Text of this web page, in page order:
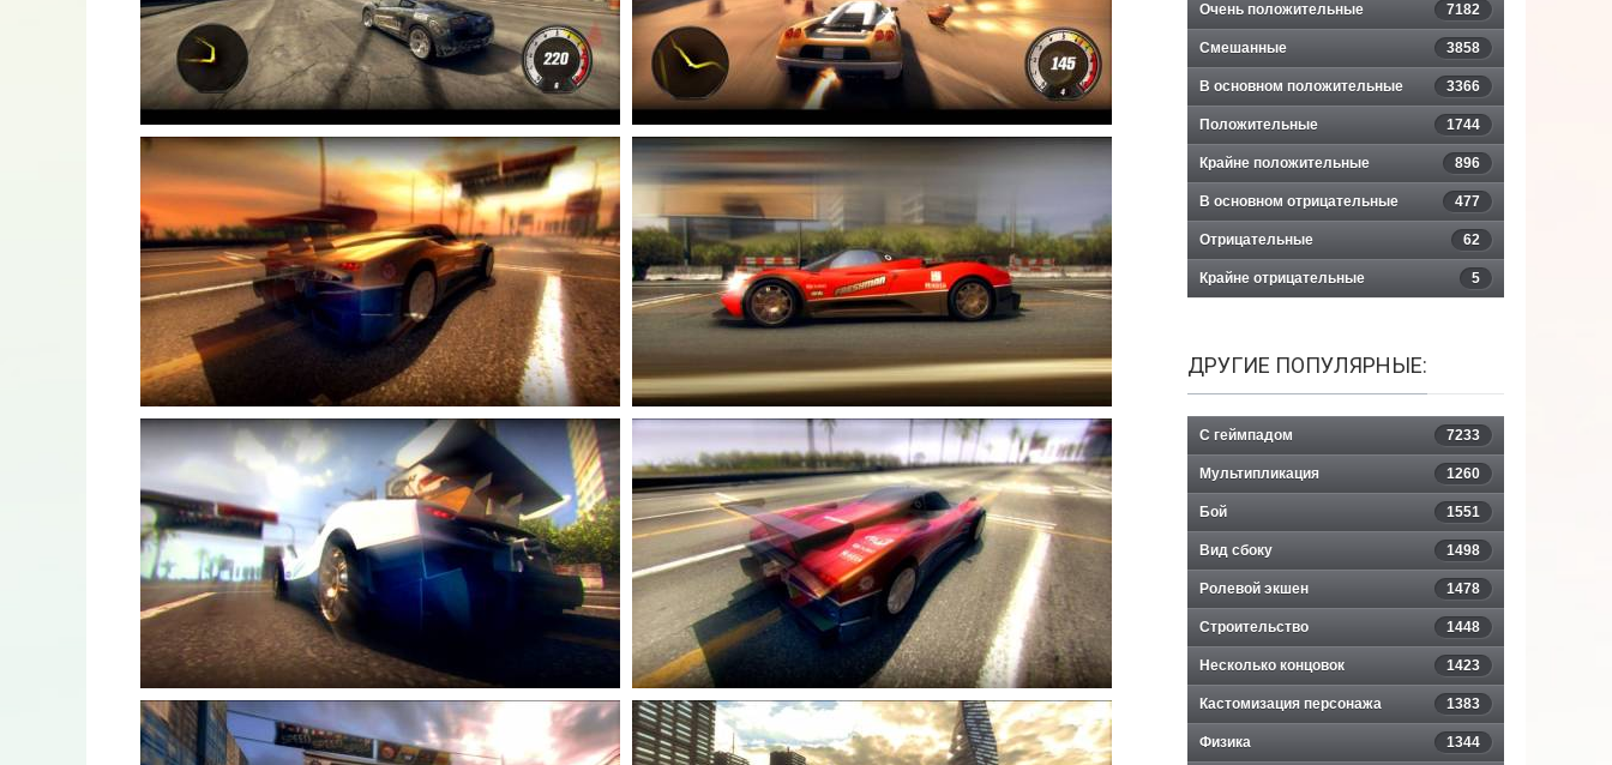
Очень положительные 7182
Смешанные 3858
В основном положительные 3366
Положительные 1744
Крайне положительные 896
В основном отрицательные 477
Отрицательные 62
Крайне отрицательные 5
ДРУГИЕ ПОПУЛЯРНЫЕ:
С геймпадом 7233
Мультипликация 1260
Бой 1551
Вид сбоку 1498
Ролевой экшен 1478
Строительство 1448
Несколько концовок 1423
Кастомизация персонажа 1383
Физика 1344